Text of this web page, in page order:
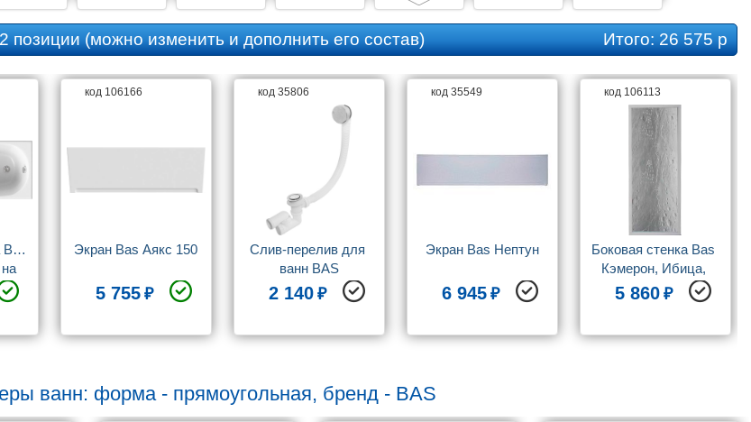
Система гидромассажа Установка по желанию
Коллекция Нептун
позиции(можно изменить и дополнить его состав) Итого:26 575 р
код 106166
Экран Bas Аякс 150
5 755
код 35806
Слив-перелив для
ванн BAS
2 140
код 35549
Экран Bas Нептун
6 945
код 106113
Боковая стенка Bas
Кэмерон, Ибица,
Лима, Мальдива
5 860
ванн: форма - прямоугольная, бренд - BAS